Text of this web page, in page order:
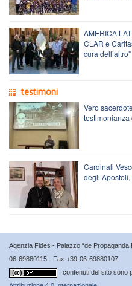
AMERICA
CLAR e
cura dell’altro”
testimoni
Vero
testimonianza
Cardinali
degli
Agenzia Fides - Palazzo “de Propaganda
06-69880115 - Fax +39-06-69880107
I contenuti del sito sono